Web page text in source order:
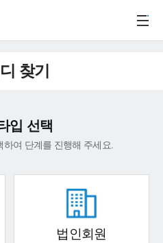
찾기
입 선택
여 단계를 진행해 주세요.
법인회원